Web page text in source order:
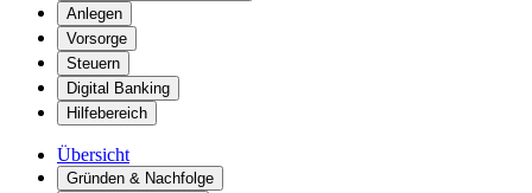
Anlegen
Vorsorge
Steuern
Digital Banking
Hilfebereich
Übersicht
Gründen & Nachfolge